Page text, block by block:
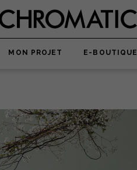
MON PROJET E-BOUTIQUE